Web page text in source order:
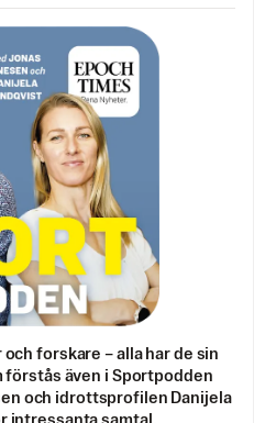
forskare – alla har de sin
även i Sportpodden
och idrottsprofilen Danijela